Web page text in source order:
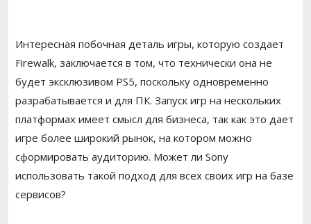
Интересная побочная деталь игры, которую создает
Firewalk, заключается в том, что технически она не
будет эксклюзивом PS5, поскольку одновременно
разрабатывается и для ПК. Запуск игр на нескольких
платформах имеет смысл для бизнеса, так как это дает
игре более широкий рынок, на котором можно
сформировать аудиторию. Может ли Sony
использовать такой подход для всех своих игр на базе
сервисов?